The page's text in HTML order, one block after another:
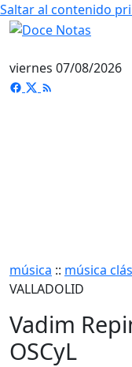
Saltar al contenido
viernes 07/08/2026
música :: música
VALLADOLID
Vadim
OSCyL